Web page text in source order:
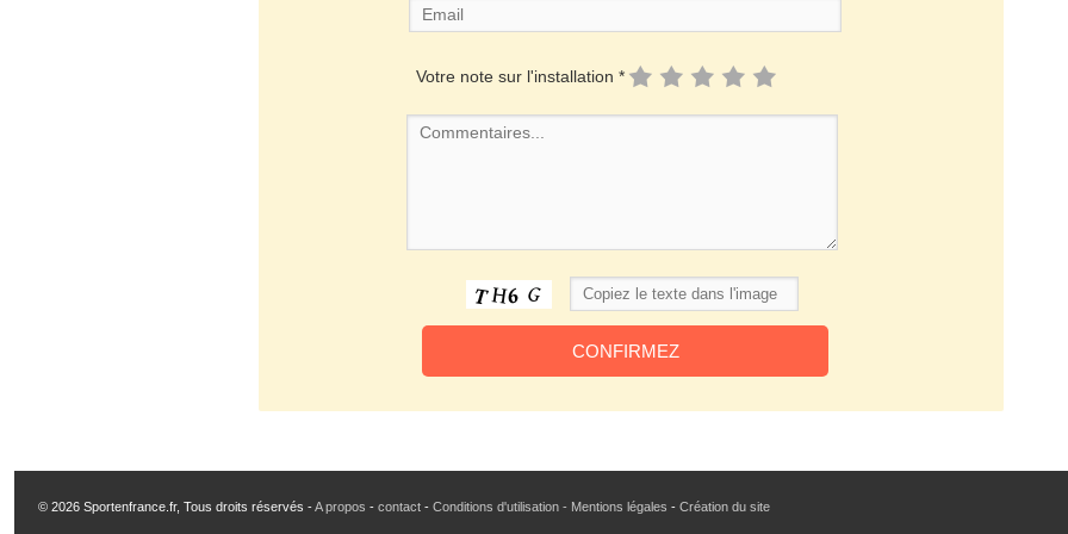
Votre note sur l'installation *
© 2026 Sportenfrance.fr, Tous droits réservés -A propos - contact - Conditions d'utilisation - Mentions légales - Création du site